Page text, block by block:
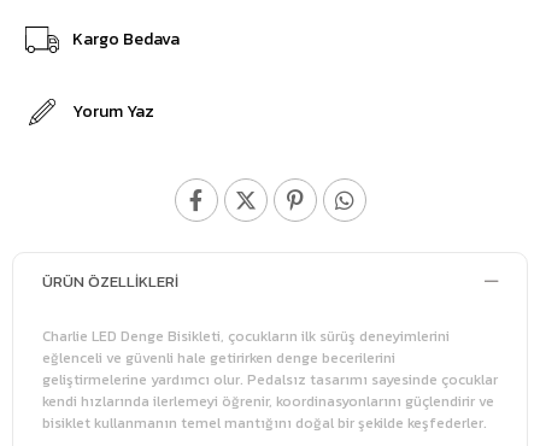
Kargo Bedava
Yorum Yaz
ÜRÜN ÖZELLIKLERI
Charlie LED Denge Bisikleti, çocukların ilk sürüş deneyimlerini
eğlenceli ve güvenli hale getirirken denge becerilerini
geliştirmelerine yardımcı olur. Pedalsız tasarımı sayesinde çocuklar
kendi hızlarında ilerlemeyi öğrenir, koordinasyonlarını güçlendirir ve
bisiklet kullanmanın temel mantığını doğal bir şekilde keşfederler.